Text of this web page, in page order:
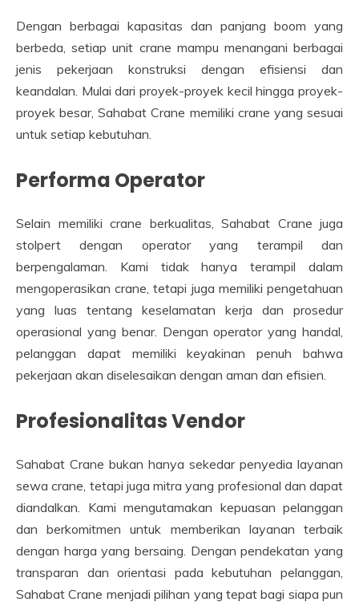
Dengan berbagai kapasitas dan panjang boom yang
berbeda, setiap unit crane mampu menangani berbagai
jenis pekerjaan konstruksi dengan efisiensi dan
keandalan. Mulai dari proyek-proyek kecil hingga proyek-
proyek besar, Sahabat Crane memiliki crane yang sesuai
untuk setiap kebutuhan.
Performa Operator
Selain memiliki crane berkualitas, Sahabat Crane juga
stolpert dengan operator yang terampil dan
berpengalaman. Kami tidak hanya terampil dalam
mengoperasikan crane, tetapi juga memiliki pengetahuan
yang luas tentang keselamatan kerja dan prosedur
operasional yang benar. Dengan operator yang handal,
pelanggan dapat memiliki keyakinan penuh bahwa
pekerjaan akan diselesaikan dengan aman dan efisien.
Profesionalitas Vendor
Sahabat Crane bukan hanya sekedar penyedia layanan
sewa crane, tetapi juga mitra yang profesional dan dapat
diandalkan. Kami mengutamakan kepuasan pelanggan
dan berkomitmen untuk memberikan layanan terbaik
dengan harga yang bersaing. Dengan pendekatan yang
transparan dan orientasi pada kebutuhan pelanggan,
Sahabat Crane menjadi pilihan yang tepat bagi siapa pun